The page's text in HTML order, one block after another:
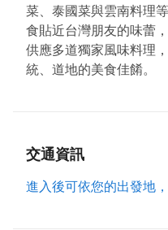
菜、泰國菜與雲南料理
食貼近台灣朋友的味蕾
供應多道獨家風味料理
統、道地的美食佳餚。
交通資訊
進入後可依您的出發地